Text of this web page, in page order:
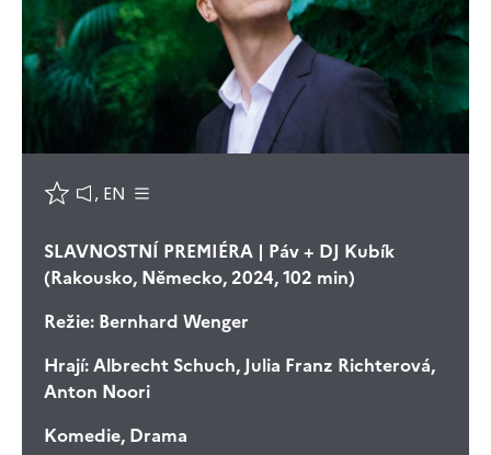
, EN
SLAVNOSTNÍ PREMIÉRA | Páv + DJ Kubík
(Rakousko, Německo, 2024, 102 min)
Režie: Bernhard Wenger
Hrají:Albrecht Schuch, Julia Franz Richterová,
Anton Noori
Komedie, Drama